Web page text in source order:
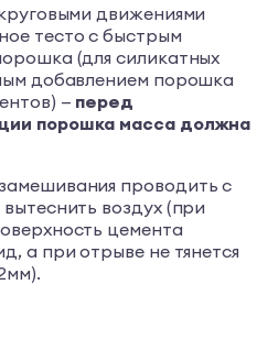
движениями
тесто с быстрым
(для силикатных
добавлением порошка
— перед
порошка масса должна
проводить с
воздух (при
цемента
а при отрыве не тянется